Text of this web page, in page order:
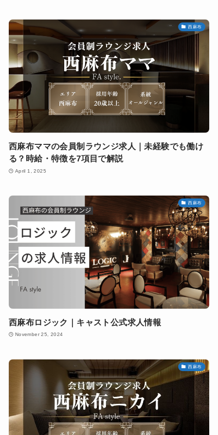
西麻布
西麻布ママの会員制ラウンジ求人｜未経験でも働け
る？時給・特徴を7項目で解説
April 1, 2025
西麻布
西麻布ロジック｜キャスト公式求人情報
November 25, 2024
西麻布